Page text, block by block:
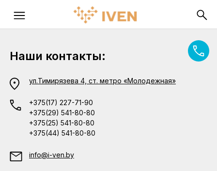
Наши контакты:
ул.Тимирязева 4, ст. метро «Молодежная»
+375(17) 227-71-90
+375(29) 541-80-80
+375(25) 541-80-80
+375(44) 541-80-80
info@i-ven.by